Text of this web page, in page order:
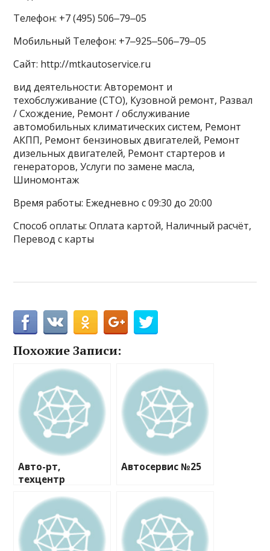
Телефон: +7 (495) 506‒79‒05
Мобильный Телефон: +7‒925‒506‒79‒05
Сайт: http://mtkautoservice.ru
вид деятельности: Авторемонт и
техобслуживание (СТО), Кузовной ремонт, Развал
/ Схождение, Ремонт / обслуживание
автомобильных климатических систем, Ремонт
АКПП, Ремонт бензиновых двигателей, Ремонт
дизельных двигателей, Ремонт стартеров и
генераторов, Услуги по замене масла,
Шиномонтаж
Время работы: Ежедневно с 09:30 до 20:00
Способ оплаты: Оплата картой, Наличный расчёт,
Перевод с карты
Похожие Записи:
Авто-рт,
техцентр
Автосервис №25